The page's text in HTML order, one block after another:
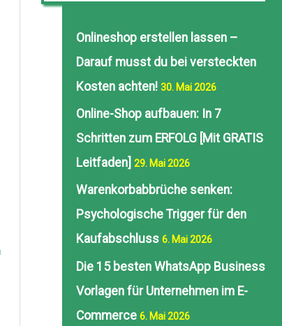
Onlineshop erstellen lassen –
Darauf musst du bei versteckten
Kosten achten! 30. Mai 2026
Online-Shop aufbauen: In 7
Schritten zum ERFOLG [Mit GRATIS
Leitfaden] 29. Mai 2026
Warenkorbabbrüche senken:
Psychologische Trigger für den
Kaufabschluss 6. Mai 2026
Die 15 besten WhatsApp Business
Vorlagen für Unternehmen im E-
Commerce 6. Mai 2026